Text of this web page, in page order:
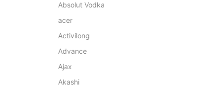
Absolut Vodka
acer
Activilong
Advance
Ajax
Akashi